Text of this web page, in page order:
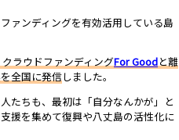
ァンディングを有効活用している島
ラウドファンディングFor Goodと離
全国に発信しました。
たちも、最初は「自分なんかが」と
援を集めて復興や八丈島の活性化に